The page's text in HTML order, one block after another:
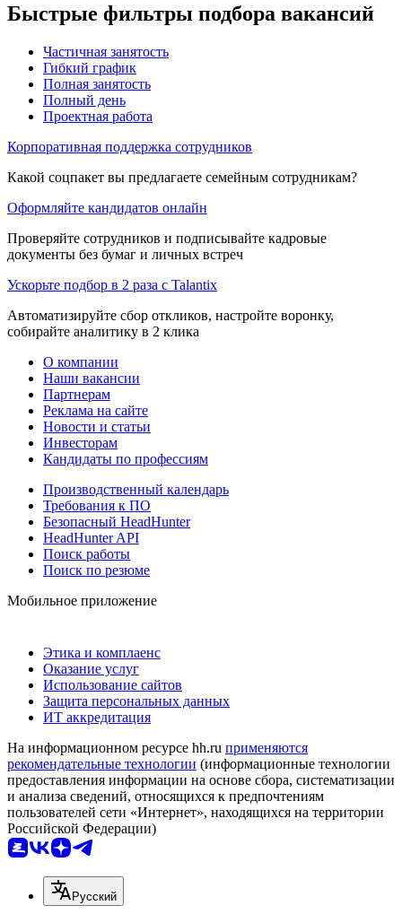
Быстрые фильтры подбора вакансий
Частичная занятость
Гибкий график
Полная занятость
Полный день
Проектная работа
Корпоративная поддержка сотрудников
Какой соцпакет вы предлагаете семейным сотрудникам?
Оформляйте кандидатов онлайн
Проверяйте сотрудников и подписывайте кадровые
документы без бумаг и личных встреч
Ускорьте подбор в 2 раза с Talantix
Автоматизируйте сбор откликов, настройте воронку,
собирайте аналитику в 2 клика
О компании
Наши вакансии
Партнерам
Реклама на сайте
Новости и статьи
Инвесторам
Кандидаты по профессиям
Производственный календарь
Требования к ПО
Безопасный HeadHunter
HeadHunter API
Поиск работы
Поиск по резюме
Мобильное приложение
Этика и комплаенс
Оказание услуг
Использование сайтов
Защита персональных данных
ИТ аккредитация
На информационном ресурсе hh.ru применяются
рекомендательные технологии (информационные технологии
предоставления информации на основе сбора, систематизации
и анализа сведений, относящихся к предпочтениям
пользователей сети «Интернет», находящихся на территории
Российской Федерации)
Русский